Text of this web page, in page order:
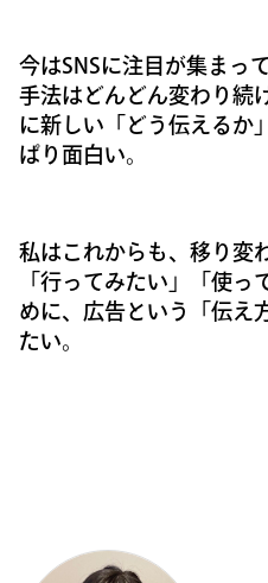
今はSNSに注目が集まっ
手法はどんどん変わり続
に新しい「どう伝えるか
ぱり面白い。
私はこれからも、移り変
「行ってみたい」「使っ
めに、広告という「伝え
たい。